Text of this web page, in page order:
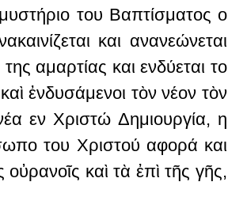
του Βαπτίσματος ο
και ανανεώνεται
αμαρτίας και ενδύεται το
ἐνδυσάμενοι τὸν νέον τὸν
εν Χριστώ Δημιουργία, η
του Χριστού αφορά και
καὶ τὰ ἐπὶ τῆς γῆς,